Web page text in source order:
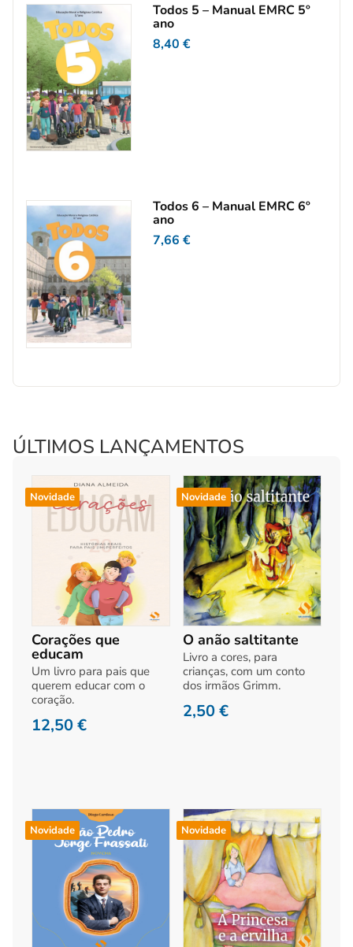
Todos 5 – Manual EMRC 5º
ano
8,40 €
Todos 6 – Manual EMRC 6º
ano
7,66 €
ÚLTIMOS LANÇAMENTOS
Novidade
Corações que
educam
Um livro para pais que
querem educar com o
coração.
12,50€
Novidade
O anão saltitante
Livro a cores, para
crianças, com um conto
dos irmãos Grimm.
2,50€
Novidade Novidade